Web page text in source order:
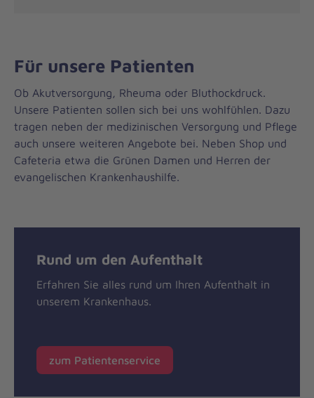
Für unsere Patienten
Ob Akutversorgung, Rheuma oder Bluthockdruck.
Unsere Patienten sollen sich bei uns wohlfühlen. Dazu
tragen neben der medizinischen Versorgung und Pflege
auch unsere weiteren Angebote bei. Neben Shop und
Cafeteria etwa die Grünen Damen und Herren der
evangelischen Krankenhaushilfe.
Rund um den Aufenthalt
Erfahren Sie alles rund um Ihren Aufenthalt in
unserem Krankenhaus.
zum Patientenservice